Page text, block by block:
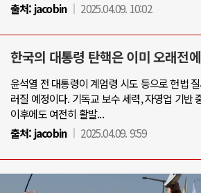
출처: jacobin 2025.04.09. 10:02
한국의 대통령 탄핵은 이미 오래전
윤석열 전 대통령이 계엄령 시도 등으로 헌법
러질 예정이다. 기독교 보수 세력, 자영업 기반
이후에도 여전히 활발...
출처: jacobin 2025.04.09. 9:59
전쟁의 추상화: 우크라이나, 대리전의 역..
EU·우크라이나 드론 협력 직후, 러시아..
나토, 우크라 군사지원 2027년까지 공..
우크라이나, 덴마크, 에스토니아, 네덜란..
러·우크라, 대규모 공습 주고받아…민간 ..